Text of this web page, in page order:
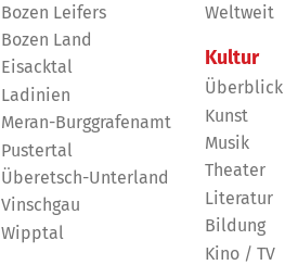
Bozen Leifers
Bozen Land
Eisacktal
Ladinien
Meran-Burggrafenamt
Pustertal
Überetsch-Unterland
Vinschgau
Wipptal
Weltweit
Kultur
Überblick
Kunst
Musik
Theater
Literatur
Bildung
Kino / TV